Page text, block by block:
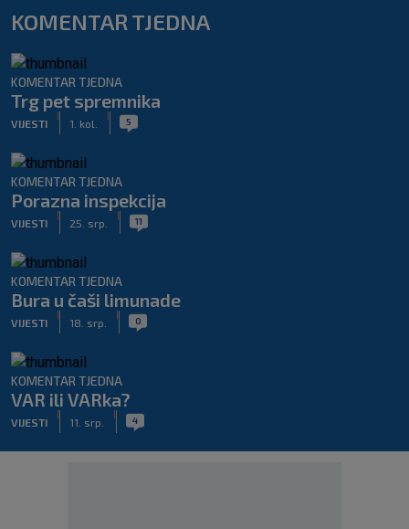
KOMENTAR TJEDNA
KOMENTAR TJEDNA
Trg pet spremnika
VIJESTI 1. kol. 5
KOMENTAR TJEDNA
Porazna inspekcija
VIJESTI 25. srp. 11
KOMENTAR TJEDNA
Bura u čaši limunade
VIJESTI 18. srp. 0
KOMENTAR TJEDNA
VAR ili VARka?
VIJESTI 11. srp. 4